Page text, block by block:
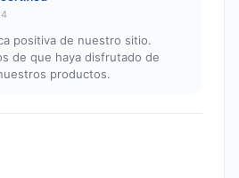
positiva de nuestro sitio.
de que haya disfrutado de
productos.